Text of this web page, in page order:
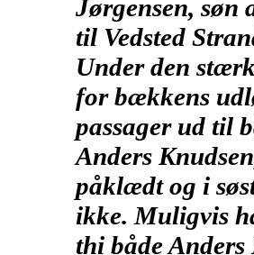
Jørgensen, søn
til Vedsted
Under den
for bækkens
passager ud til
Anders
påklædt og i
ikke. Muligvis
thi både